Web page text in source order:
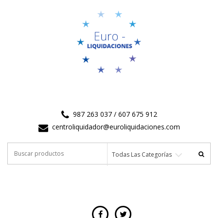
987 263 037 / 607 675 912
centroliquidador@euroliquidaciones.com
Todas Las Categorías